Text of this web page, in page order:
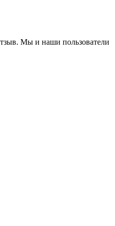
Мы и наши пользователи